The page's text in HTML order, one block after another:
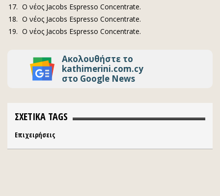
Ο νέος Jacobs Espresso Concentrate.
Ο νέος Jacobs Espresso Concentrate.
Ο νέος Jacobs Espresso Concentrate.
Ακολουθήστε το
kathimerini.com.cy
στο Google News
ΣΧΕΤΙΚΑ TAGS
Επιχειρήσεις